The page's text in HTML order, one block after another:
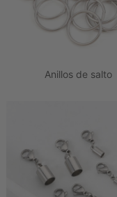
Anillos de salto